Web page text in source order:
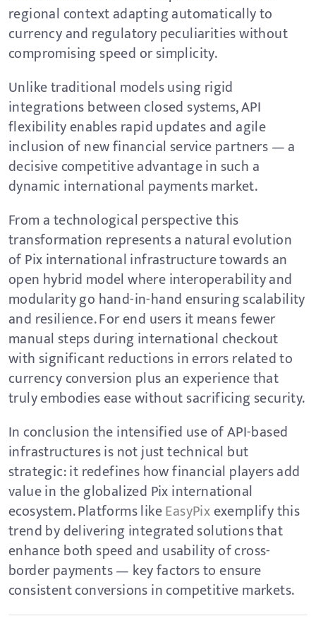
regional context adapting automatically to
currency and regulatory peculiarities without
compromising speed or simplicity.
Unlike traditional models using rigid
integrations between closed systems, API
flexibility enables rapid updates and agile
inclusion of new financial service partners — a
decisive competitive advantage in such a
dynamic international payments market.
From a technological perspective this
transformation represents a natural evolution
of Pix international infrastructure towards an
open hybrid model where interoperability and
modularity go hand-in-hand ensuring scalability
and resilience. For end users it means fewer
manual steps during international checkout
with significant reductions in errors related to
currency conversion plus an experience that
truly embodies ease without sacrificing security.
In conclusion the intensified use of API-based
infrastructures is not just technical but
strategic: it redefines how financial players add
value in the globalized Pix international
ecosystem. Platforms likeEasyPixexemplify this
trend by delivering integrated solutions that
enhance both speed and usability of cross-
border payments — key factors to ensure
consistent conversions in competitive markets.